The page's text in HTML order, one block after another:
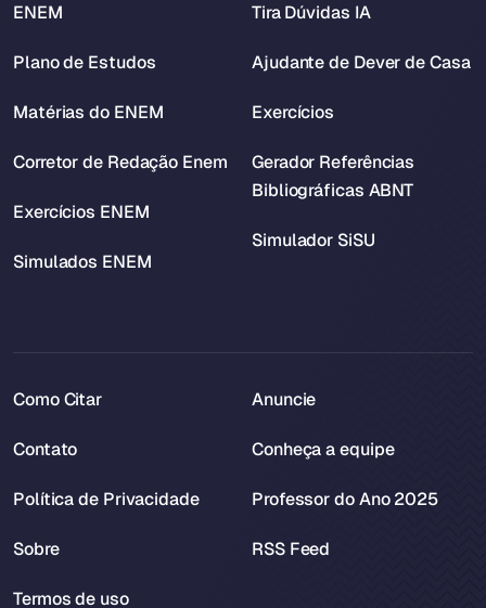
ENEM
Plano de Estudos
Matérias do ENEM
Corretor de Redação Enem
Exercícios ENEM
Simulados ENEM
Tira Dúvidas IA
Ajudante de Dever de Casa
Exercícios
Gerador Referências
Bibliográficas ABNT
Simulador SiSU
Como Citar
Contato
Política de Privacidade
Sobre
Termos de uso
Anuncie
Conheça a equipe
Professor do Ano 2025
RSS Feed